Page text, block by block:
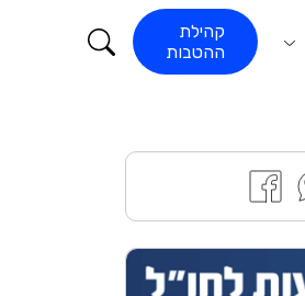
קהילת
ההטבות